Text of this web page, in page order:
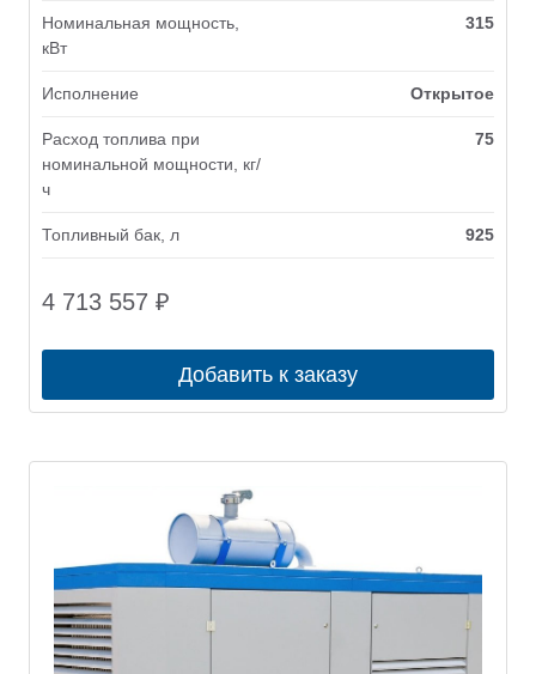
Номинальная мощность,
кВт
315
Исполнение Открытое
Расход топлива при
номинальной мощности, кг/
ч
75
Топливный бак, л 925
4 713 557 ₽
Добавить к заказу